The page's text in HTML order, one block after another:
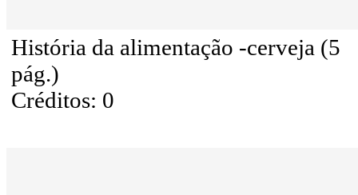
História da alimentação -cerveja (5
pág.)
Créditos: 0